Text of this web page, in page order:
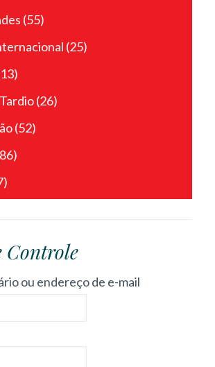
(55)
(25)
(26)
(52)
Controle
ou endereço de e-mail